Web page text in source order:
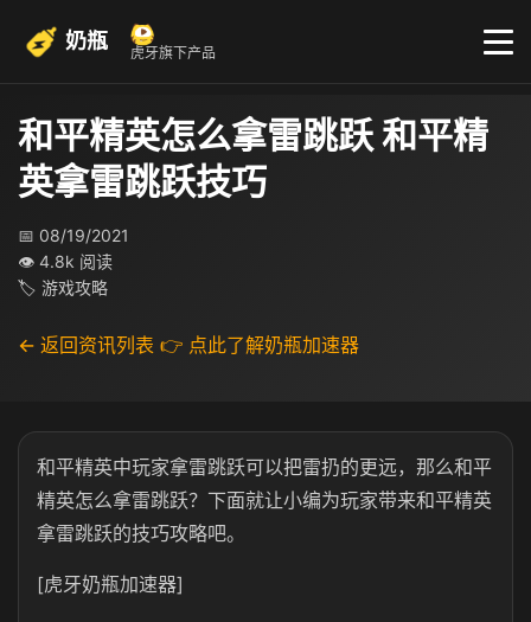
奶瓶 虎牙旗下产品
和平精英怎么拿雷跳跃 和平精
英拿雷跳跃技巧
📅 08/19/2021
👁 4.8k 阅读
🏷 游戏攻略
← 返回资讯列表 👉 点此了解奶瓶加速器
和平精英中玩家拿雷跳跃可以把雷扔的更远，那么和平
精英怎么拿雷跳跃？下面就让小编为玩家带来和平精英
拿雷跳跃的技巧攻略吧。
[虎牙奶瓶加速器]